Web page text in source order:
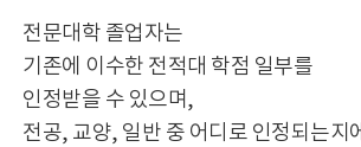
전문대학 졸업자는
기존에 이수한 전적대 학점 일부를
인정받을 수 있으며,
전공, 교양, 일반 중 어디로 인정되는지